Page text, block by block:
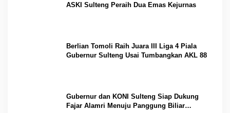
ASKI Sulteng Peraih Dua Emas Kejurnas
Berlian Tomoli Raih Juara III Liga 4 Piala
Gubernur Sulteng Usai Tumbangkan AKL 88
Gubernur dan KONI Sulteng Siap Dukung
Fajar Alamri Menuju Panggung Biliar